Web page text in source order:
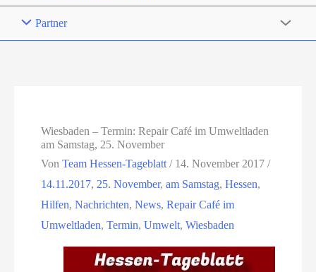
Partner
Wiesbaden – Termin: Repair Café im Umweltladen
am Samstag, 25. November
VonTeam Hessen-Tageblatt/ 14. November 2017/
14.11.2017, 25. November,am Samstag,Hessen,
Hilfen,Nachrichten,News,Repair Café im
Umweltladen,Termin,Umwelt,Wiesbaden